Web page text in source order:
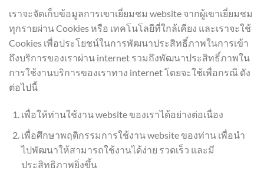
เราจะจัดเก็บข้อมูลการเขาเยี่ยมชม website จากผู้เขาเยี่ยมชม
ทุกรายผ่าน Cookies หรือ เทคโนโลยีที่ใกล้เคียง และเราจะใช้
Cookies เพื่อประโยชน์ในการพัฒนาประสิทธิ์ภาพในการเข้า
ถึงบริการของเราผ่าน internet รวมถึงพัฒนาประสิทธิ์ภาพใน
การใช้งานบริการของเราทาง internet โดยจะใช้เพื่อกรณี ดัง
ต่อไปนี้
เพื่อให้ท่านใช้งาน website ของเราได้อย่างต่อเนื่อง
เพื่อศึกษาพฤติกรรมการใช้งาน website ของท่าน เพื่อนำ
ไปพัฒนาให้สามารถใช้งานได้ง่าย รวดเร็ว และมี
ประสิทธิภาพยิ่งขึ้น